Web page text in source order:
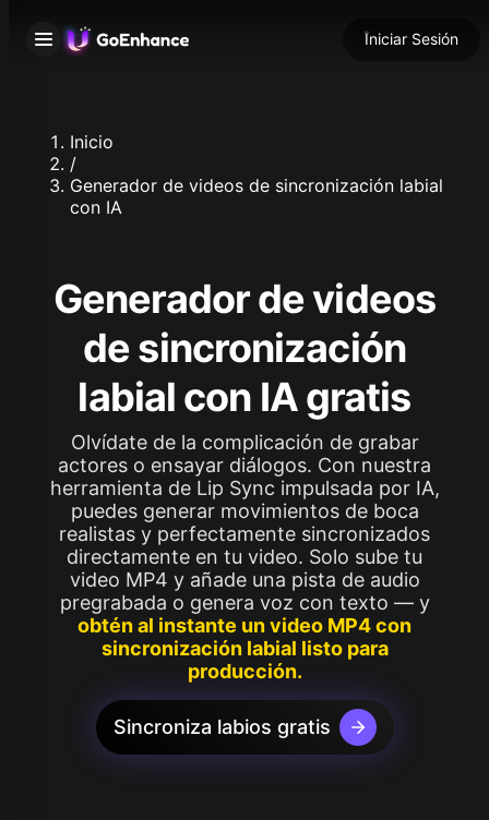
Iniciar Sesión
Inicio
/
Generador de videos de sincronización labial
con IA
Generador de videos
de sincronización
labial con IA gratis
Olvídate de la complicación de grabar
actores o ensayar diálogos. Con nuestra
herramienta de Lip Sync impulsada por IA,
puedes generar movimientos de boca
realistas y perfectamente sincronizados
directamente en tu video. Solo sube tu
video MP4 y añade una pista de audio
pregrabada o genera voz con texto — y
obtén al instante un video MP4 con
sincronización labial listo para
producción.
Sincroniza labios gratis